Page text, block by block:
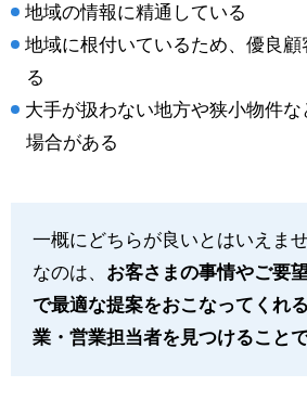
地域の情報に精通している
地域に根付いているため、優良
る
大手が扱わない地方や狭小物件
場合がある
一概にどちらが良いとはいえま
なのは、 お客さまの事情やご要
で最適な提案をおこなってくれ
業・営業担当者を見つけることで